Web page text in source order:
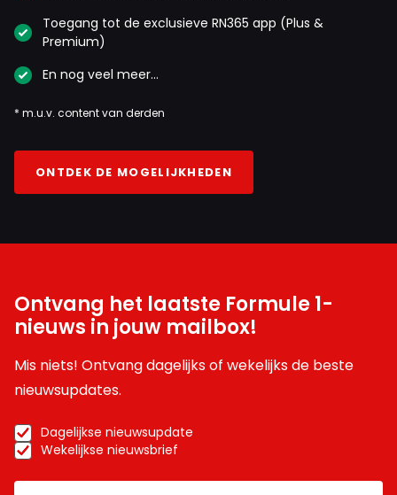
Toegang tot de exclusieve RN365 app (Plus &
Premium)
En nog veel meer…
* m.u.v. content van derden
ONTDEK DE MOGELIJKHEDEN
Ontvang het laatste Formule 1-
nieuws in jouw mailbox!
Mis niets! Ontvang dagelijks of wekelijks de beste
nieuwsupdates.
Dagelijkse nieuwsupdate
Wekelijkse nieuwsbrief